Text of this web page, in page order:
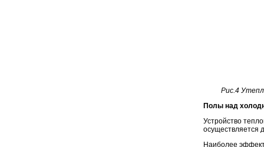
Рис.4
Полы над
Устройство
осуществляется
Наиболее